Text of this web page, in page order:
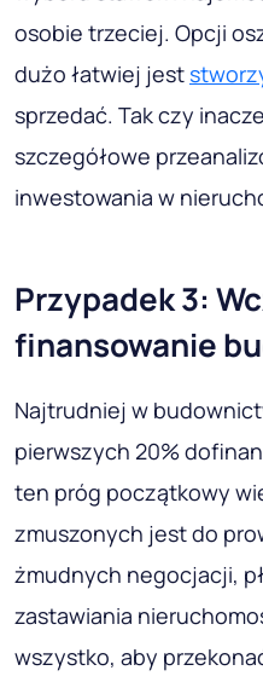
osobie trzeciej. Opcji
dużo łatwiej jest
sprzedać. Tak czy
szczegółowe
inwestowania w
Przypadek 3:
finansowanie
Najtrudniej w
pierwszych 20%
ten próg początkowy
zmuszonych jest do
żmudnych negocjacji,
zastawiania
wszystko, aby